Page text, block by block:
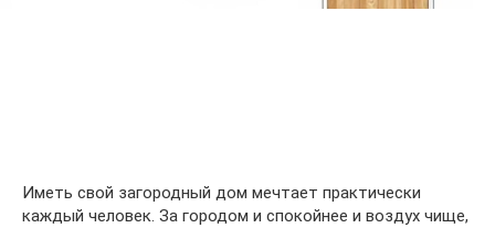
Иметь свой загородный дом мечтает практически
каждый человек. За городом и спокойнее и воздух чище,